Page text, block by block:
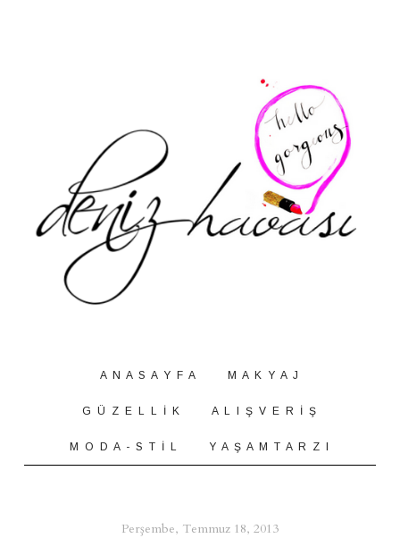
A N A S A Y F A M A K Y A J
G Ü Z E L L İ K A L I Ş V E R İ Ş
M O D A - S T İ L Y A Ş A M T A R Z I
Perşembe, Temmuz 18, 2013